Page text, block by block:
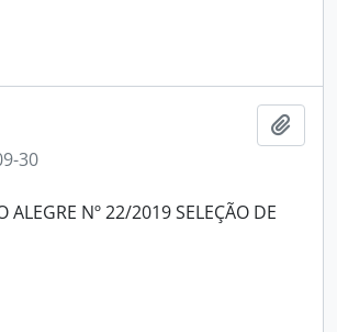
30
ALEGRE Nº 22/2019 SELEÇÃO DE